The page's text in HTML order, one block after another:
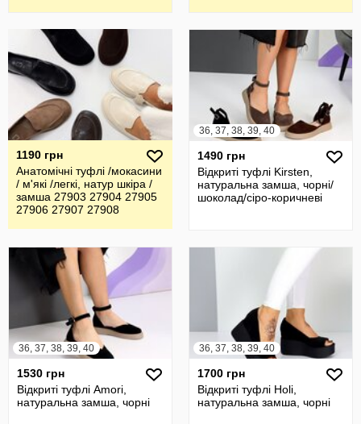
1190 грн
Анатомічні туфлі /мокасини
/ м'які /легкі, натур шкіра /
замша 27903 27904 27905
27906 27907 27908
36, 37, 38, 39, 40
1490 грн
Відкриті туфлі Kirsten,
натуральна замша, чорні/
шоколад/сіро-коричневі
36, 37, 38, 39, 40
1530 грн
Відкриті туфлі Amori,
натуральна замша, чорні
36, 37, 38, 39, 40
1700 грн
Відкриті туфлі Holi,
натуральна замша, чорні